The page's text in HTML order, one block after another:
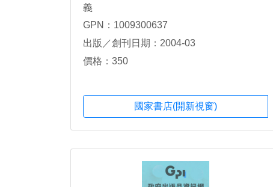
義
GPN：1009300637
出版／創刊日期：2004-03
價格：350
國家書店(開新視窗)